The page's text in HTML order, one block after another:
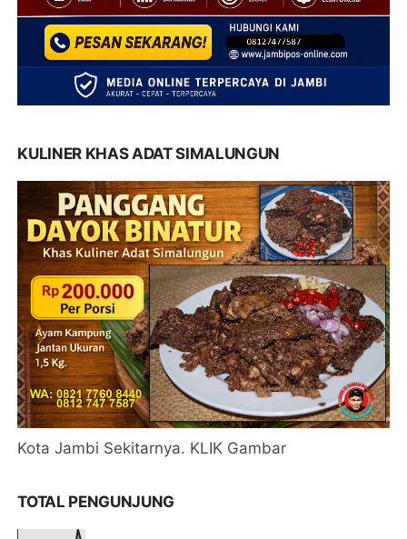
KULINER KHAS ADAT SIMALUNGUN
Kota Jambi Sekitarnya. KLIK Gambar
TOTAL PENGUNJUNG